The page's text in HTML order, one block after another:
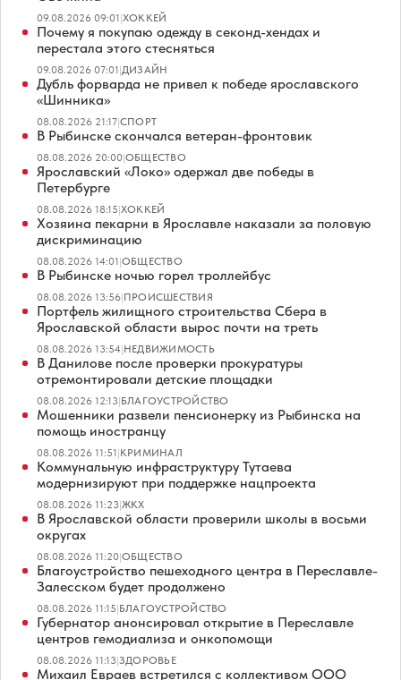
09.08.2026 09:01|ХОККЕЙ
Почему я покупаю одежду в секонд-хендах и
перестала этого стесняться
09.08.2026 07:01|ДИЗАЙН
Дубль форварда не привел к победе ярославского
«Шинника»
08.08.2026 21:17|СПОРТ
В Рыбинске скончался ветеран-фронтовик
08.08.2026 20:00|ОБЩЕСТВО
Ярославский «Локо» одержал две победы в
Петербурге
08.08.2026 18:15|ХОККЕЙ
Хозяина пекарни в Ярославле наказали за половую
дискриминацию
08.08.2026 14:01|ОБЩЕСТВО
В Рыбинске ночью горел троллейбус
08.08.2026 13:56|ПРОИСШЕСТВИЯ
Портфель жилищного строительства Сбера в
Ярославской области вырос почти на треть
08.08.2026 13:54|НЕДВИЖИМОСТЬ
В Данилове после проверки прокуратуры
отремонтировали детские площадки
08.08.2026 12:13|БЛАГОУСТРОЙСТВО
Мошенники развели пенсионерку из Рыбинска на
помощь иностранцу
08.08.2026 11:51|КРИМИНАЛ
Коммунальную инфраструктуру Тутаева
модернизируют при поддержке нацпроекта
08.08.2026 11:23|ЖКХ
В Ярославской области проверили школы в восьми
округах
08.08.2026 11:20|ОБЩЕСТВО
Благоустройство пешеходного центра в Переславле-
Залесском будет продолжено
08.08.2026 11:15|БЛАГОУСТРОЙСТВО
Губернатор анонсировал открытие в Переславле
центров гемодиализа и онкопомощи
08.08.2026 11:13|ЗДОРОВЬЕ
Михаил Евраев встретился с коллективом ООО